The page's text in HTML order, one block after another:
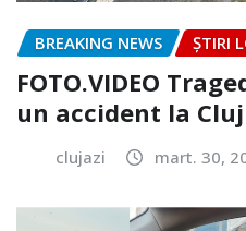
BREAKING NEWS ȘTIRI
FOTO.VIDEO
un accident la Cluj
clujazi mart. 30,